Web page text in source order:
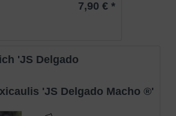
7,90 € *
'JS Delgado Macho ®'